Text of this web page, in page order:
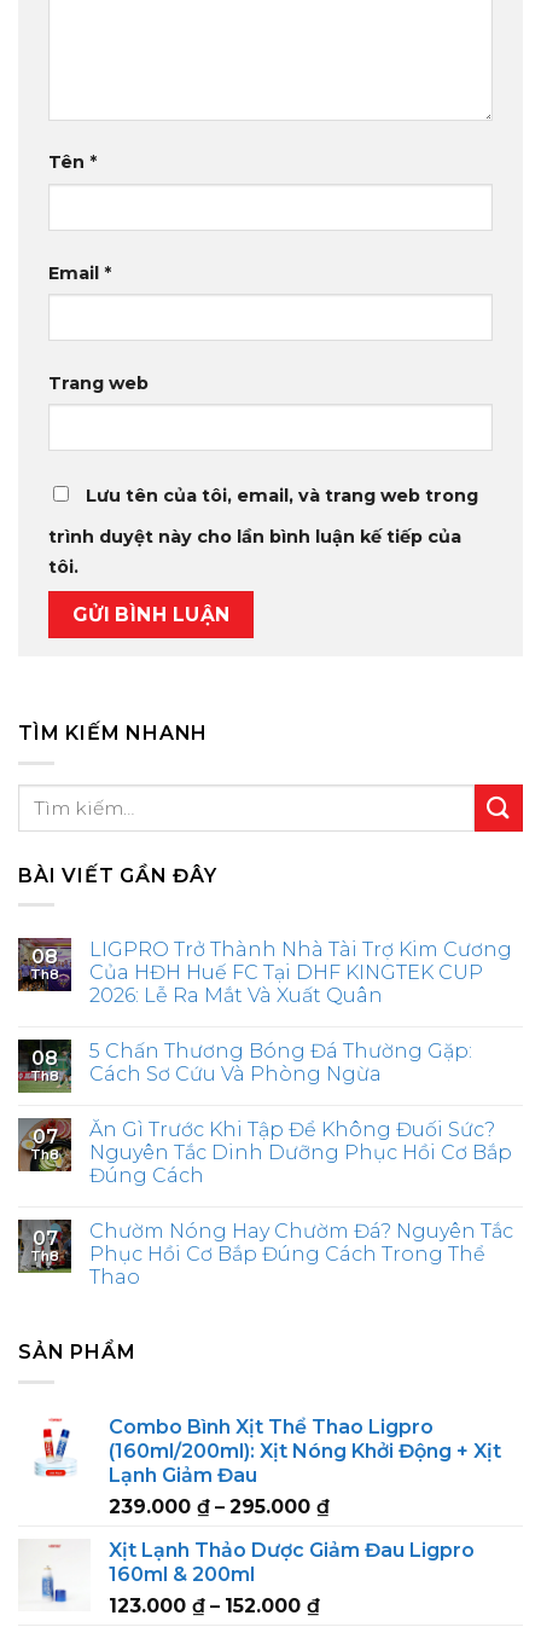
Tên *
Email *
Trang web
Lưu tên của tôi, email, và trang web trong
trình duyệt này cho lần bình luận kế tiếp của
tôi.
TÌM KIẾM NHANH
BÀI VIẾT GẦN ĐÂY
08
Th8
LIGPRO Trở Thành Nhà Tài Trợ Kim Cương
Của HĐH Huế FC Tại DHF KINGTEK CUP
2026: Lễ Ra Mắt Và Xuất Quân
08
Th8
5 Chấn Thương Bóng Đá Thường Gặp:
Cách Sơ Cứu Và Phòng Ngừa
07
Th8
Ăn Gì Trước Khi Tập Để Không Đuối Sức?
Nguyên Tắc Dinh Dưỡng Phục Hồi Cơ Bắp
Đúng Cách
07
Th8
Chườm Nóng Hay Chườm Đá? Nguyên Tắc
Phục Hồi Cơ Bắp Đúng Cách Trong Thể
Thao
SẢN PHẨM
Combo Bình Xịt Thể Thao Ligpro
(160ml/200ml): Xịt Nóng Khởi Động + Xịt
Lạnh Giảm Đau
239.000 ₫ – 295.000 ₫Price
239.000 ₫
Xịt Lạnh Thảo Dược Giảm Đau Ligpro
160ml & 200ml
123.000 ₫ – 152.000 ₫Price